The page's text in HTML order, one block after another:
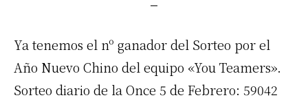
Ya tenemos el nº ganador del Sorteo por el
Año Nuevo Chino del equipo «You Teamers».
Sorteo diario de la Once 5 de Febrero: 59042